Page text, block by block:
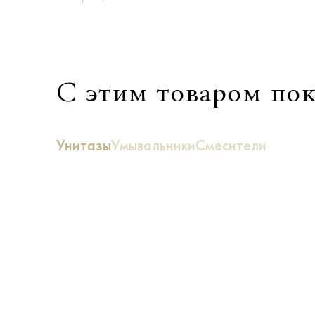
С этим товаром
УнитазыУмывальникиСмесители